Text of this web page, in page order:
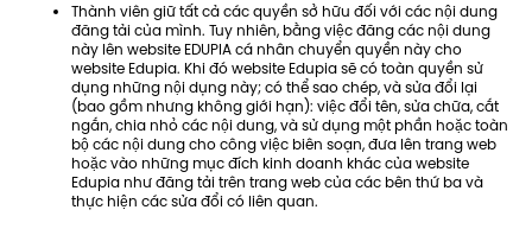
Thành viên giữ tất cả các quyền sở hữu đối với các nội dung
đăng tải của mình. Tuy nhiên, bằng việc đăng các nội dung
này lên website EDUPIA cá nhân chuyển quyền này cho
website Edupia. Khi đó website Edupia sẽ có toàn quyền sử
dụng những nội dụng này; có thể sao chép, và sửa đổi lại
(bao gồm nhưng không giới hạn): việc đổi tên, sửa chữa, cắt
ngắn, chia nhỏ các nội dung, và sử dụng một phần hoặc toàn
bộ các nội dung cho công việc biên soạn, đưa lên trang web
hoặc vào những mục đích kinh doanh khác của website
Edupia như đăng tải trên trang web của các bên thứ ba và
thực hiện các sửa đổi có liên quan.